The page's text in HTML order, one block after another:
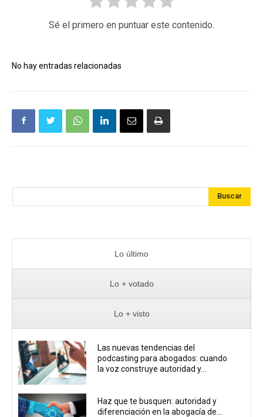
Sé el primero en puntuar este contenido.
No hay entradas relacionadas
Buscar
Lo último
Lo + votado
Lo + visto
Las nuevas tendencias del
podcasting para abogados: cuando
la voz construye autoridad y...
Haz que te busquen: autoridad y
diferenciación en la abogacía de...